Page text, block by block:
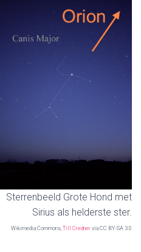
Sterrenbeeld Grote Hond met
Sirius als helderste ster.
Wikimedia Commons, Till Credner via CC BY-SA 3.0